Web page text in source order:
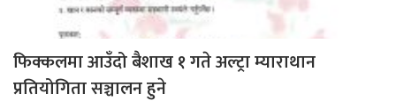
फिक्कलमा आउँदो बैशाख १ गते अल्ट्रा म्याराथान
प्रतियोगिता सञ्चालन हुने